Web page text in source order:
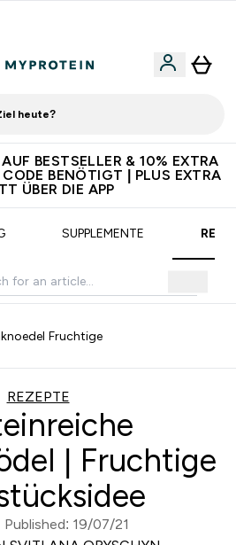
heute?
BESTSELLER & 10% EXTRA
BENÖTIGT | PLUS EXTRA
ÜBER DIE APP
SUPPLEMENTE
Fruchtige
REZEPTE
| Fruchtige
Published: 19/07/21